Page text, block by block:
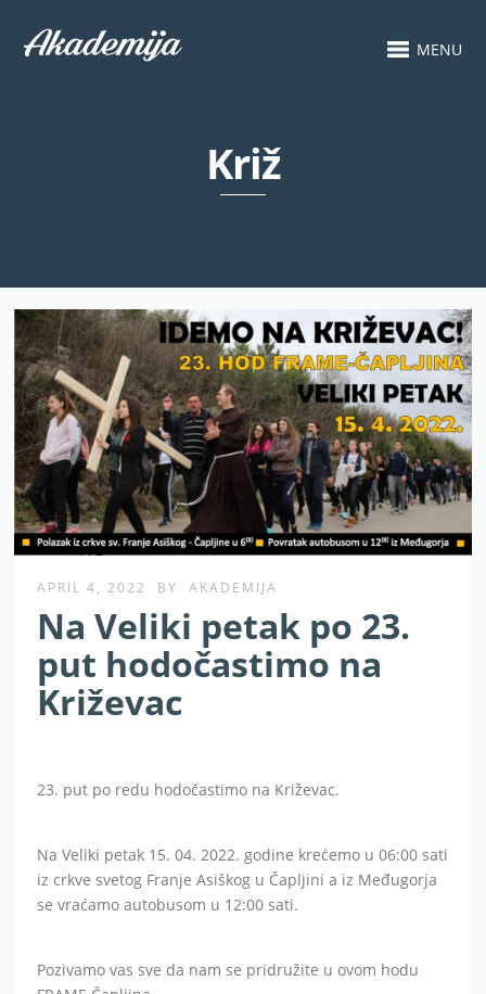
MENU
Križ
APRIL 4, 2022 BY AKADEMIJA
Na Veliki petak po 23.
put hodočastimo na
Križevac
23. put po redu hodočastimo na Križevac.
Na Veliki petak 15. 04. 2022. godine krećemo u 06:00 sati
iz crkve svetog Franje Asiškog u Čapljini a iz Međugorja
se vraćamo autobusom u 12:00 sati.
Pozivamo vas sve da nam se pridružite u ovom hodu